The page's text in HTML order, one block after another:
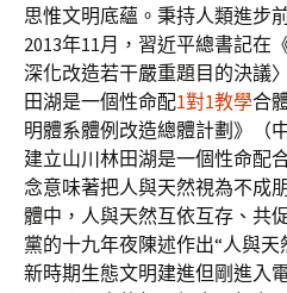
思惟文明底蘊。秉持人類進步
2013年11月，習近平總書記在
深化改造若干嚴重題目的決議
田湖是一個性命配1對1教學合
明體系體例改造總體計劃》（
建立山川林田湖是一個性命配
念意味著把人與天然視為不成
體中，人與天然互依互存、共
黨的十九年夜陳述作出“人與天
新時期生態文明建進但剛進入